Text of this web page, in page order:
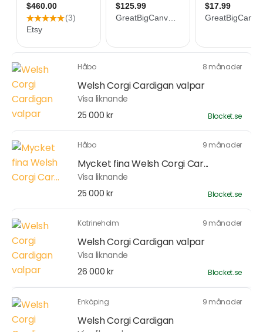
Håbo 8 månader
Welsh Corgi Cardigan valpar
Visa liknande
25 000 kr
Blocket.se
Håbo 9 månader
Mycket fina Welsh Corgi Car...
Visa liknande
25 000 kr
Blocket.se
Katrineholm 9 månader
Welsh Corgi Cardigan valpar
Visa liknande
26 000 kr
Blocket.se
Enköping 9 månader
Welsh Corgi Cardigan